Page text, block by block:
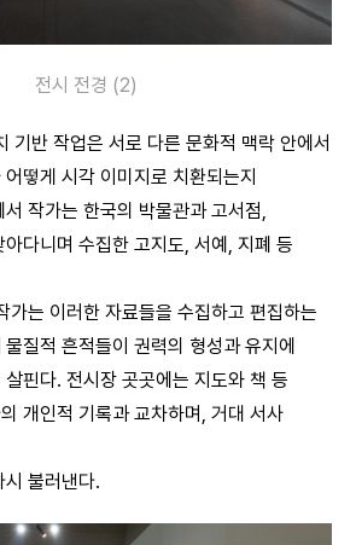
전시 전경 (2)
기반 작업은 서로 다른 문화적 맥락 안에서
떻게 시각 이미지로 치환되는지
작가는 한국의 박물관과 고서점,
다니며 수집한 고지도, 서예, 지폐 등
가는 이러한 자료들을 수집하고 편집하는
질적 흔적들이 권력의 형성과 유지에
핀다. 전시장 곳곳에는 지도와 책 등
개인적 기록과 교차하며, 거대 서사
불러낸다.